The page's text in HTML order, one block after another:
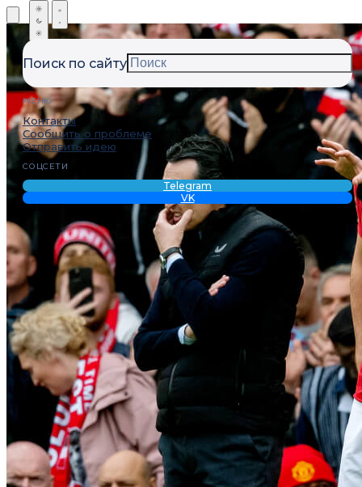
Поиск по сайту
МЕНЮ
Контакты
Сообщить о проблеме
Отправить идею
СОЦСЕТИ
Telegram
VK